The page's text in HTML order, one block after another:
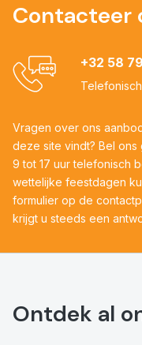
Contacteer
+32 58
Vragen over ons
deze site vindt? Bel
9 tot 17 uur telefonisch
wettelijke feestdagen
formulier op de
krijgt u steeds een
Ontdek al